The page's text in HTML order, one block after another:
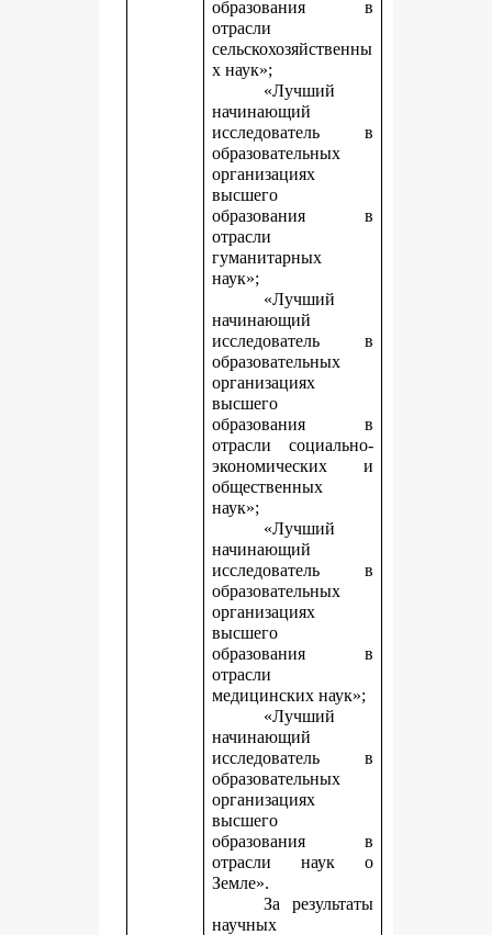
образования в
отрасли
сельскохозяйственны
х наук»;
«Лучший
начинающий
исследователь в
образовательных
организациях
высшего
образования в
отрасли
гуманитарных
наук»;
«Лучший
начинающий
исследователь в
образовательных
организациях
высшего
образования в
отрасли социально-
экономических и
общественных
наук»;
«Лучший
начинающий
исследователь в
образовательных
организациях
высшего
образования в
отрасли
медицинских наук»;
«Лучший
начинающий
исследователь в
образовательных
организациях
высшего
образования в
отрасли наук о
Земле».
За результаты
научных